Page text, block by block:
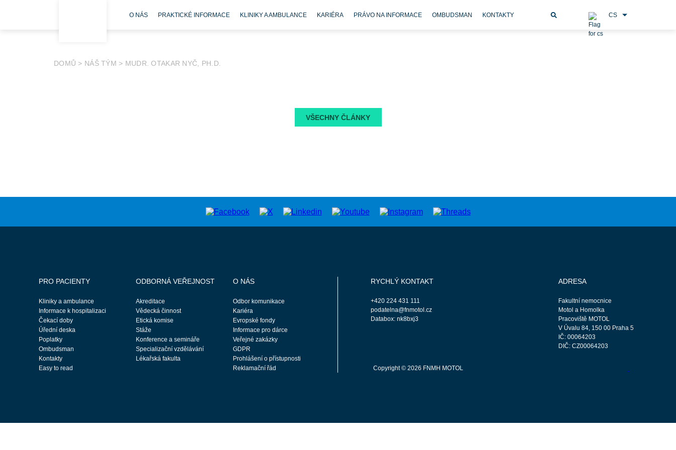
O NÁS PRAKTICKÉ INFORMACE KLINIKY A AMBULANCE KARIÉRA PRÁVO NA INFORMACE OMBUDSMAN KONTAKTY CS
DOMŮ > NÁŠ TÝM > MUDR. OTAKAR NYČ, PH.D.
VŠECHNY ČLÁNKY
PRO PACIENTY
Kliniky a ambulance
Informace k hospitalizaci
Čekací doby
Úřední deska
Poplatky
Ombudsman
Kontakty
Easy to read
ODBORNÁ VEŘEJNOST
Akreditace
Vědecká činnost
Etická komise
Stáže
Konference a semináře
Specializační vzdělávání
Lékařská fakulta
O NÁS
Odbor komunikace
Kariéra
Evropské fondy
Informace pro dárce
Veřejné zakázky
GDPR
Prohlášení o přístupnosti
Reklamační řád
RYCHLÝ KONTAKT
+420 224 431 111
podatelna@fnmotol.cz
Databox: nk8bxj3
ADRESA
Fakultní nemocnice
Motol a Homolka
Pracoviště MOTOL
V Úvalu 84, 150 00 Praha 5
IČ: 00064203
DIČ: CZ00064203
Copyright © 2026 FNMH MOTOL